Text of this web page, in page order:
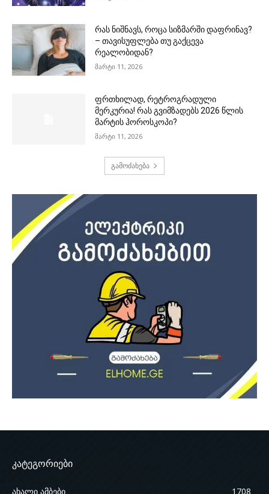
რას ნიშნავს, როცა სიზმარში დაფრინავ?
– თავისუფლება თუ გაქცევა
რეალობიდან?
მარტი 11, 2026
ფრთხილად, რეტროგრადული
მერკურია! რას გვიმზადებს 2026 წლის
მარტის ჰოროსკოპი?
მარტი 11, 2026
გამოძახება
კატეგორიები
ახალი ამბები
1708